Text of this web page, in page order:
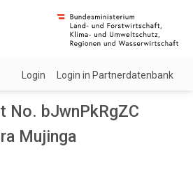
Login Login in Partnerdatenbank
No. bJwnPkRgZC
Mujinga